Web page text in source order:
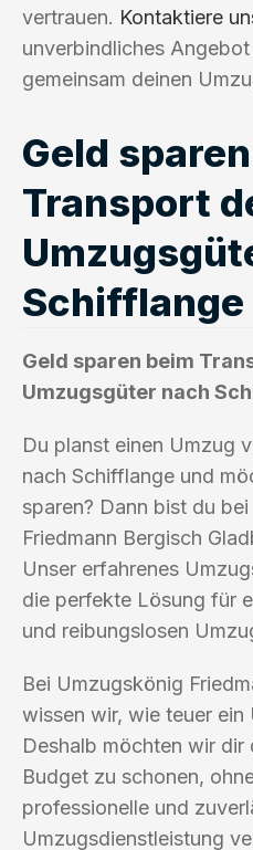
vertrauen. Kontaktiere
unverbindliches
gemeinsam deinen
Geld
Transport
Schifflange
Geld sparen beim
Umzugsgüter nach
Du planst einen Umzug
nach Schifflange und
sparen? Dann bist du
Friedmann Bergisch
Unser erfahrenes
die perfekte Lösung für
und reibungslosen
Bei Umzugskönig
wissen wir, wie teuer ein
Deshalb möchten wir dir
Budget zu schonen,
professionelle und
Umzugsdienstleistung